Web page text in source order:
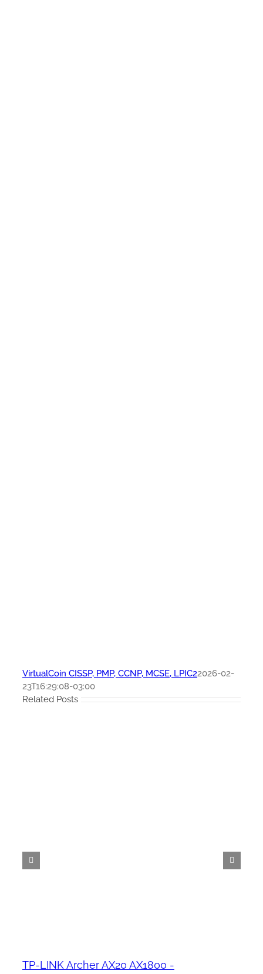
VirtualCoin CISSP, PMP, CCNP, MCSE, LPIC22026-02-
23T16:29:08-03:00
Related Posts
TP-LINK Archer AX20 AX1800 -